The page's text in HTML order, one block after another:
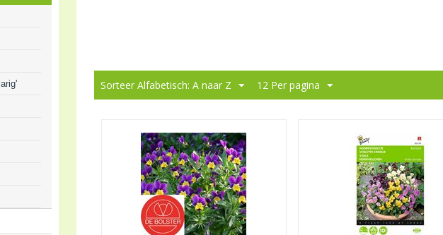
Sorteer Alfabetisch: A naar Z 12 Per pagina